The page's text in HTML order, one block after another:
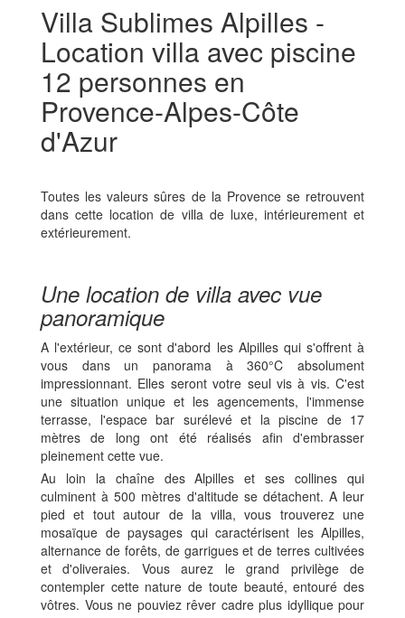
Villa Sublimes Alpilles -
Location villa avec piscine
12 personnes en
Provence-Alpes-Côte
d'Azur
Toutes les valeurs sûres de la Provence se retrouvent
dans cette location de villa de luxe, intérieurement et
extérieurement.
Une location de villa avec vue
panoramique
A l'extérieur, ce sont d'abord les Alpilles qui s'offrent à
vous dans un panorama à 360°C absolument
impressionnant. Elles seront votre seul vis à vis. C'est
une situation unique et les agencements, l'immense
terrasse, l'espace bar surélevé et la piscine de 17
mètres de long ont été réalisés afin d'embrasser
pleinement cette vue.
Au loin la chaîne des Alpilles et ses collines qui
culminent à 500 mètres d'altitude se détachent. A leur
pied et tout autour de la villa, vous trouverez une
mosaïque de paysages qui caractérisent les Alpilles,
alternance de forêts, de garrigues et de terres cultivées
et d'oliveraies. Vous aurez le grand privilège de
contempler cette nature de toute beauté, entouré des
vôtres. Vous ne pouviez rêver cadre plus idyllique pour